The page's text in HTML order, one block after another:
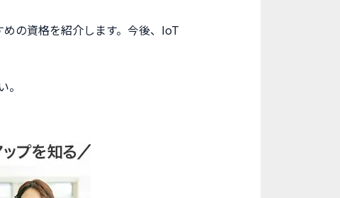
の資格を紹介します。今後、IoT